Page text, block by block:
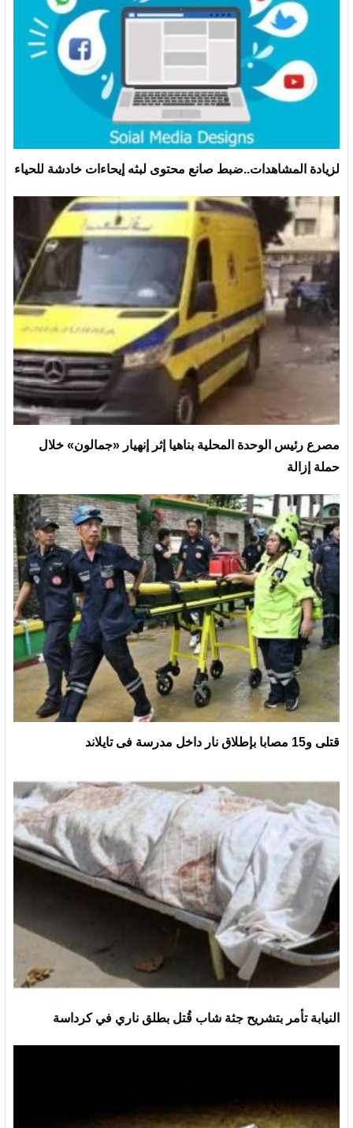
لزيادة المشاهدات..ضبط صانع محتوى لبثه إيحاءات خادشة للحياء
مصرع رئيس الوحدة المحلية بناهيا إثر إنهيار «جمالون» خلال
حملة إزالة
قتلى و15 مصابا بإطلاق نار داخل مدرسة فى تايلاند
النيابة تأمر بتشريح جثة شاب قُتل بطلق ناري في كرداسة